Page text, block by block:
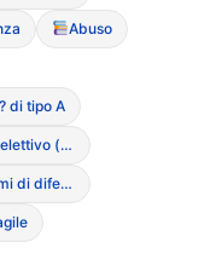
Abuso
di tipo A
Mutismo selettivo (legato al trauma)
Meccanismi di difesa